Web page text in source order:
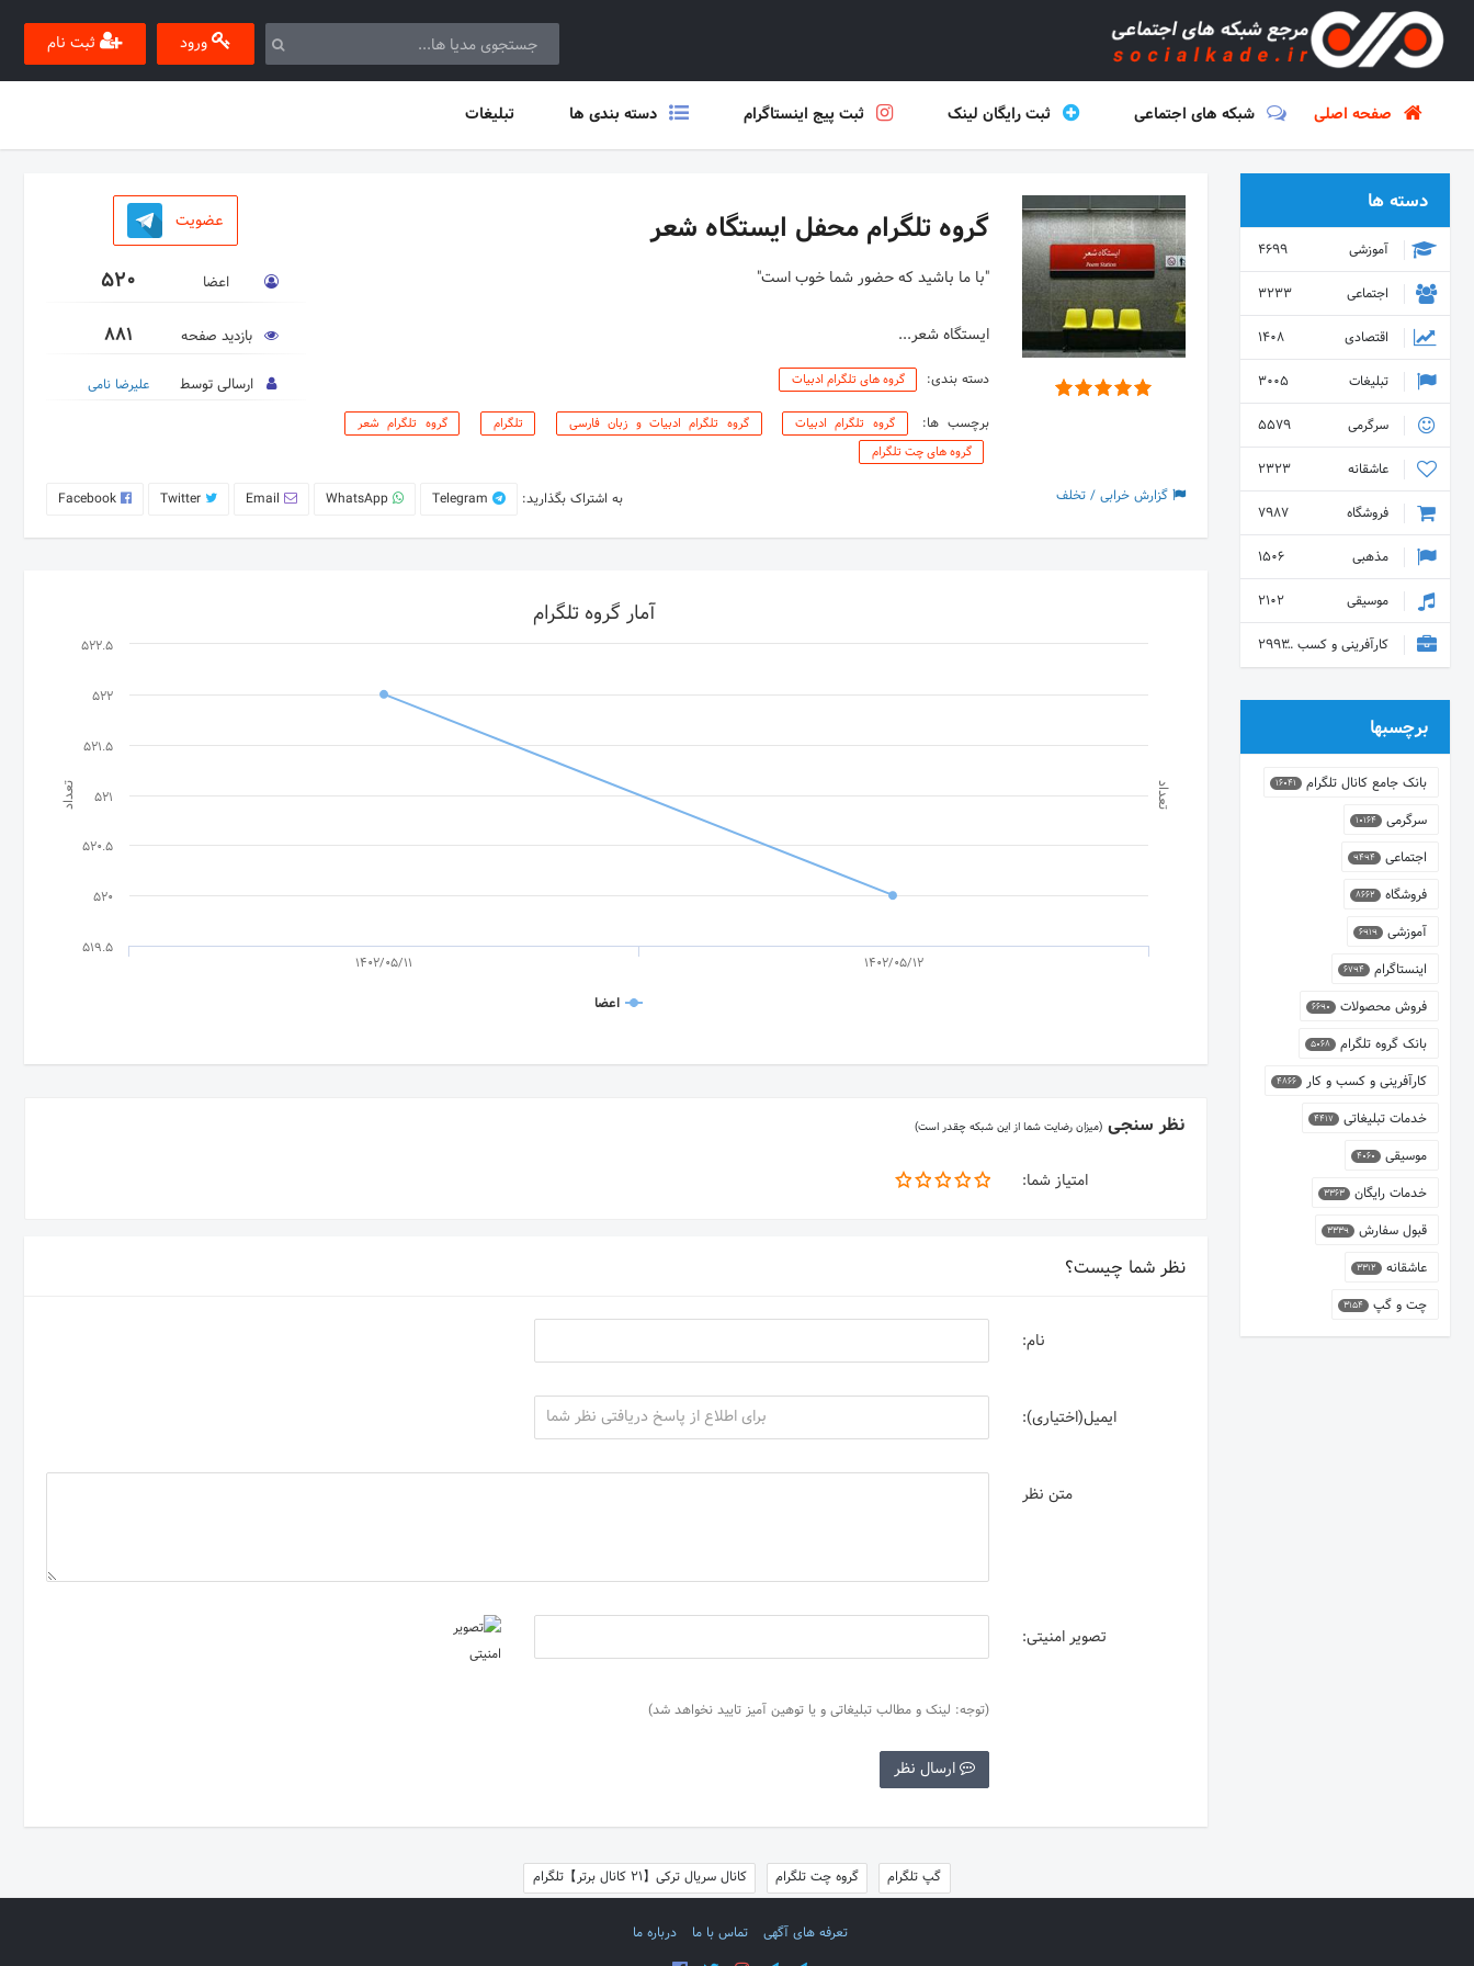
ورود ثبت نام
صفحه اصلی شبکه های اجتماعی ثبت رایگان لینک ثبت پیج اینستاگرام دسته بندی ها تبلیغات
گروه تلگرام محفل ایستگاه شعر
ایستگاه شعر...
دسته بندی: گروه های تلگرام ادبیات
برچسب ها: گروه تلگرام ادبیات گروه تلگرام ادبیات و زبان فارسی تلگرام
گروه تلگرام شعر
گروه های چت تلگرام
عضویت
اعضا 520
بازدید صفحه 881
ارسالی توسط علیرضا نامی
به اشتراک بگذارید: Telegram
WhatsApp
Email
Twitter
Facebook گزارش خرابی / تخلف
تعداد تعداد
آمار گروه تلگرام
اعضا
1402/05/11 1402/05/12
519.5
520
520.5
521
521.5
522
522.5
نظر سنجی(میزان رضایت شما از این شبکه چقدر است)
امتیاز شما:
نظر شما چیست؟
نام:
ایمیل(اختیاری):
متن نظر
تصویر امنیتی:
(توجه: لینک و مطالب تبلیغاتی و یا توهین آمیز تایید نخواهد شد)
ارسال نظر
دسته ها
آموزشی
4699
اجتماعی
3233
اقتصادی
1408
تبلیغات
3005
سرگرمی
5579
عاشقانه
2323
فروشگاه
7987
مذهبی
1506
موسیقی
2102
کارآفرینی و کسب و کار 2993
برچسبها
بانک جامع کانال تلگرام 16041
سرگرمی 10164
اجتماعی 9494
فروشگاه 8662
آموزشی 6919
اینستاگرام 6794
فروش محصولات 6690
بانک گروه تلگرام 5068
کارآفرینی و کسب و کار 4866
خدمات تبلیغاتی 4417
موسیقی 4060
خدمات رایگان 3363
قبول سفارش 3339
عاشقانه 3312
چت و گپ 3154
گپ تلگرام گروه چت تلگرام کانال سریال ترکی【21 کانال برتر】تلگرام
تعرفه های آگهی تماس با ما درباره ما